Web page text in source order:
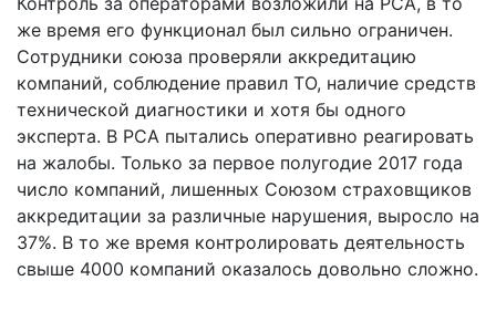
же время его функционал был сильно ограничен.
Сотрудники союза проверяли аккредитацию
компаний, соблюдение правил ТО, наличие средств
технической диагностики и хотя бы одного
эксперта. В РСА пытались оперативно реагировать
на жалобы. Только за первое полугодие 2017 года
число компаний, лишенных Союзом страховщиков
аккредитации за различные нарушения, выросло на
37%. В то же время контролировать деятельность
свыше 4000 компаний оказалось довольно сложно.